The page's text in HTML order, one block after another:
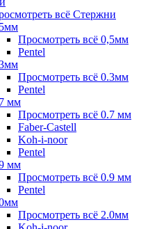
всё Стержни
Просмотреть всё 0,5мм
Pentel
Просмотреть всё 0.3мм
Pentel
мм
Просмотреть всё 0.7 мм
Faber-Castell
Koh-i-noor
Pentel
мм
Просмотреть всё 0.9 мм
Pentel
Просмотреть всё 2.0мм